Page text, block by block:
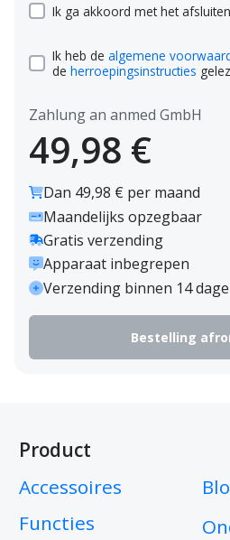
Ik ga akkoord met het
Ik heb de algemene
de herroepingsinstructies
Zahlung an anmed GmbH
49,98 €
Dan 49,98 € per maand
Maandelijks opzegbaar
Gratis verzending
Apparaat inbegrepen
Verzending binnen 14
Bestelling
Product
Accessoires
Functies